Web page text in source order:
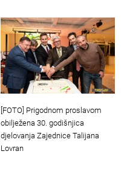
[FOTO] Prigodnom proslavom
obilježena 30. godišnjica
djelovanja Zajednice Talijana
Lovran